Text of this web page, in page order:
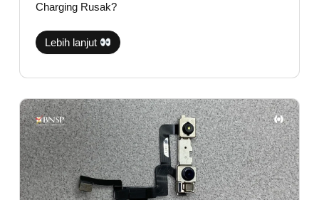
Charging Rusak?
Lebih lanjut
Face
ID
Hilang
Setelah
Jatuh?
Ini
Komponen
yang
Biasanya
Bermasalah